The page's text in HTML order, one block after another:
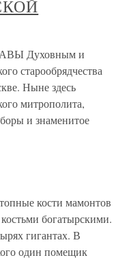
Духовным и
старообрядчества
Ныне здесь
митрополита,
и знаменитое
кости мамонтов
богатырскими.
гигантах. В
один помещик